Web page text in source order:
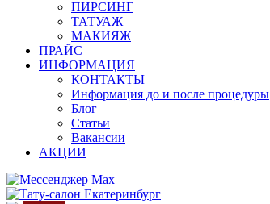
ПИРСИНГ
ТАТУАЖ
МАКИЯЖ
ПРАЙС
ИНФОРМАЦИЯ
КОНТАКТЫ
Информация до и после процедуры
Блог
Статьи
Вакансии
АКЦИИ